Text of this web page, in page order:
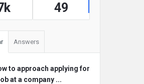
49
Answers
to approach applying for
at a company ...